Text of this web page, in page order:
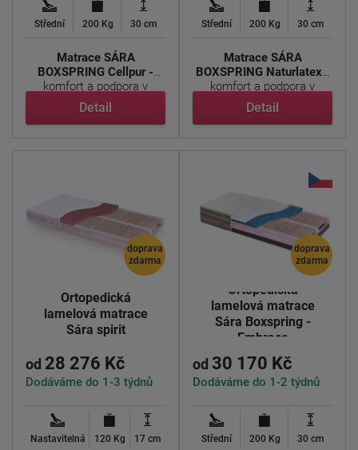
Střední 200 Kg 30 cm
Matrace SÁRA
BOXSPRING Cellpur -
komfort a podpora v
luxusním ...
Detail
Střední 200 Kg 30 cm
Matrace SÁRA
BOXSPRING Naturlatex -
komfort a podpora v
luxusním ...
Detail
doprava
zdarma
Ortopedická
lamelová matrace
Sára spirit
od 28 276 Kč
Dodáváme do 1-3 týdnů
Nastavitelná 120 Kg 17 cm
doprava
zdarma
Ortopedická
lamelová matrace
Sára Boxspring -
Embrace
od 30 170 Kč
Dodáváme do 1-2 týdnů
Střední 200 Kg 30 cm